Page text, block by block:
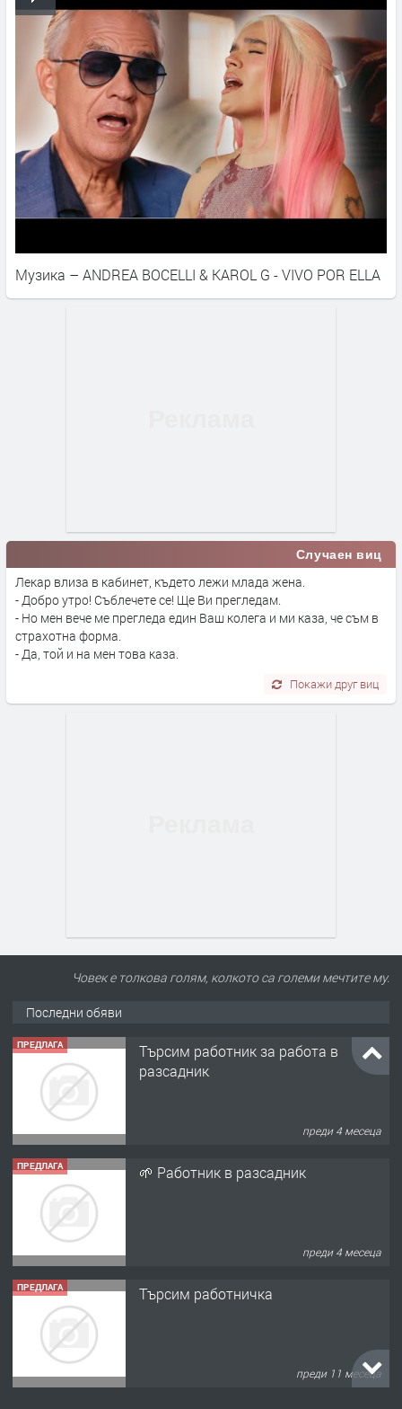
Музика – ANDREA BOCELLI & KAROL G - VIVO POR ELLA
Случаен виц
Лекар влиза в кабинет, където лежи млада жена.
- Добро утро! Съблечете се! Ще Ви прегледам.
- Но мен вече ме прегледа един Ваш колега и ми каза, че съм в
страхотна форма.
- Да, той и на мен това каза.
Покажи друг виц
Човек е толкова голям, колкото са големи мечтите му.
Последни обяви
ПРЕДЛАГА 🌱 Работник в разсадник
преди 4 месеца
ПРЕДЛАГА Търсим работничка
преди 11 месеца
ПРЕДЛАГА
Продава употребявани чисти и
преди 1 година